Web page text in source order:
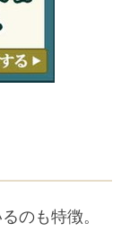
のも特徴。